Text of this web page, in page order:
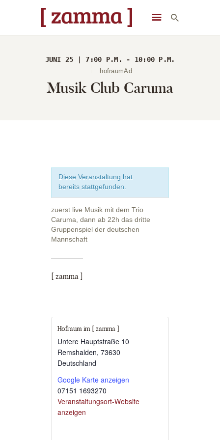
JUNI 25 | 7:00 P.M. - 10:00 P.M.
hofraumAd
Musik Club Caruma
[ zamma ]
VERANSTALTUNGEN
Diese Veranstaltung hat
bereits stattgefunden.
zuerst live Musik mit dem Trio
Caruma, dann ab 22h das dritte
Gruppenspiel der deutschen
Mannschaft
[ zamma ]
Hofraum im [ zamma ]
Untere Hauptstraße 10
Remshalden, 73630
Deutschland
Google Karte anzeigen
07151 1693270
Veranstaltungsort-Website
anzeigen